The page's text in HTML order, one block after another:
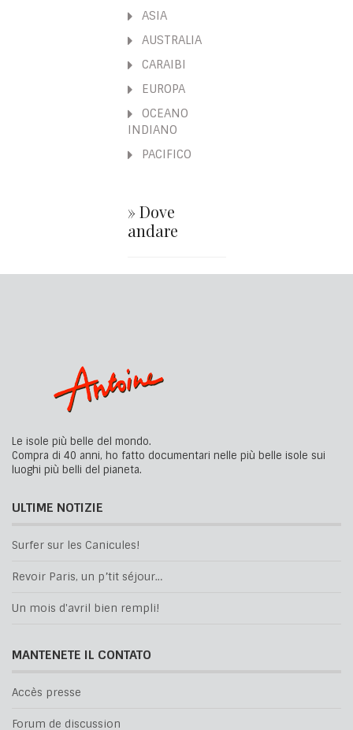
ASIA
AUSTRALIA
CARAIBI
EUROPA
OCEANO
INDIANO
PACIFICO
» Dove
andare
Le isole più belle del mondo.
Compra di 40 anni, ho fatto documentari nelle più belle isole sui
luoghi più belli del pianeta.
ULTIME NOTIZIE
Surfer sur les Canicules!
Revoir Paris, un p’tit séjour…
Un mois d'avril bien rempli!
MANTENETE IL CONTATO
Accès presse
Forum de discussion